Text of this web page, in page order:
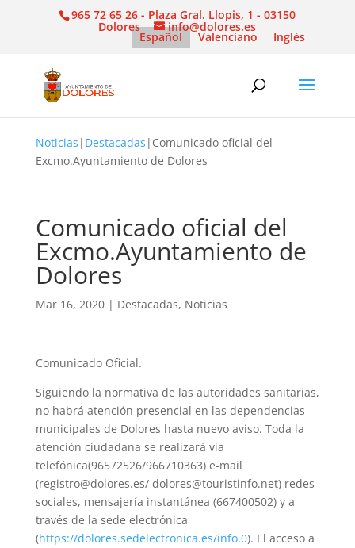
965 72 65 26 - Plaza Gral. Llopis, 1 - 03150
Dolores info@dolores.es
Español Valenciano Inglés
Noticias | Destacadas | Comunicado oficial del
Excmo.Ayuntamiento de Dolores
Comunicado oficial del
Excmo.Ayuntamiento de
Dolores
Mar 16, 2020| Destacadas, Noticias
Comunicado Oficial.
Siguiendo la normativa de las autoridades sanitarias,
no habrá atención presencial en las dependencias
municipales de Dolores hasta nuevo aviso. Toda la
atención ciudadana se realizará vía
telefónica(96572526/966710363) e-mail
(registro@dolores.es/ dolores@touristinfo.net) redes
sociales, mensajería instantánea (667400502) y a
través de la sede electrónica
(https://dolores.sedelectronica.es/info.0). El acceso a